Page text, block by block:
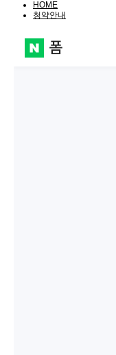
HOME
청약안내